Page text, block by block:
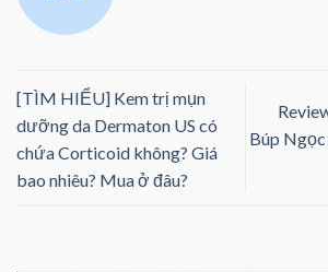
[TÌM HIỂU] Kem trị mụn
dưỡng da Dermaton US có
chứa Corticoid không? Giá
bao nhiêu? Mua ở đâu?
Búp